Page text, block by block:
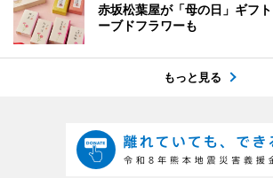
赤坂松葉屋が「母の日」ギフ
ーブドフラワーも
もっと見る